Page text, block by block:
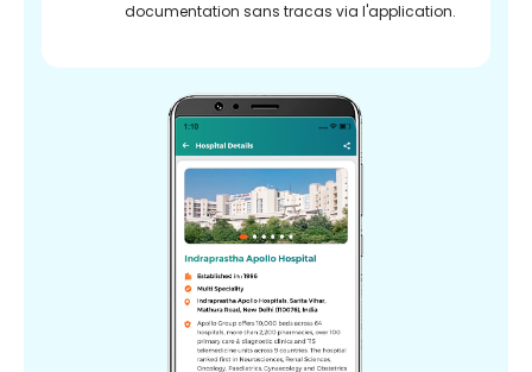
documentation sans tracas via l'application.